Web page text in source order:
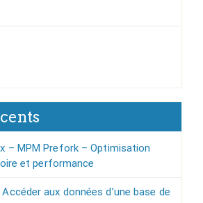
– MPM Prefork – Optimisation
et performance
aux données d’une base de